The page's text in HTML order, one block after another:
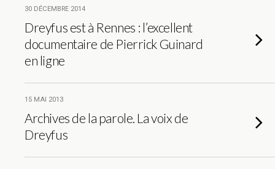
30 DÉCEMBRE 2014
Dreyfus est à Rennes : l’excellent
documentaire de Pierrick Guinard
en ligne
15 MAI 2013
Archives de la parole. La voix de
Dreyfus